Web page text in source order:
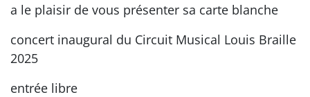
a le plaisir de vous présenter sa carte blanche
concert inaugural du Circuit Musical Louis Braille
2025
entrée libre